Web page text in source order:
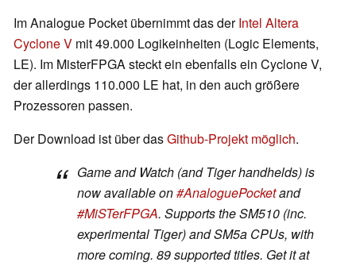
Im Analogue Pocket übernimmt das derIntel Altera
Cyclone V mit 49.000 Logikeinheiten (Logic Elements,
LE). Im MisterFPGA steckt ein ebenfalls ein Cyclone V,
der allerdings 110.000 LE hat, in den auch größere
Prozessoren passen.
Der Download ist über dasGithub-Projekt möglich.
Game and Watch (and Tiger handhelds) is
now available on#AnaloguePocketand
#MiSTerFPGA. Supports the SM510 (inc.
experimental Tiger) and SM5a CPUs, with
more coming. 89 supported titles. Get it at